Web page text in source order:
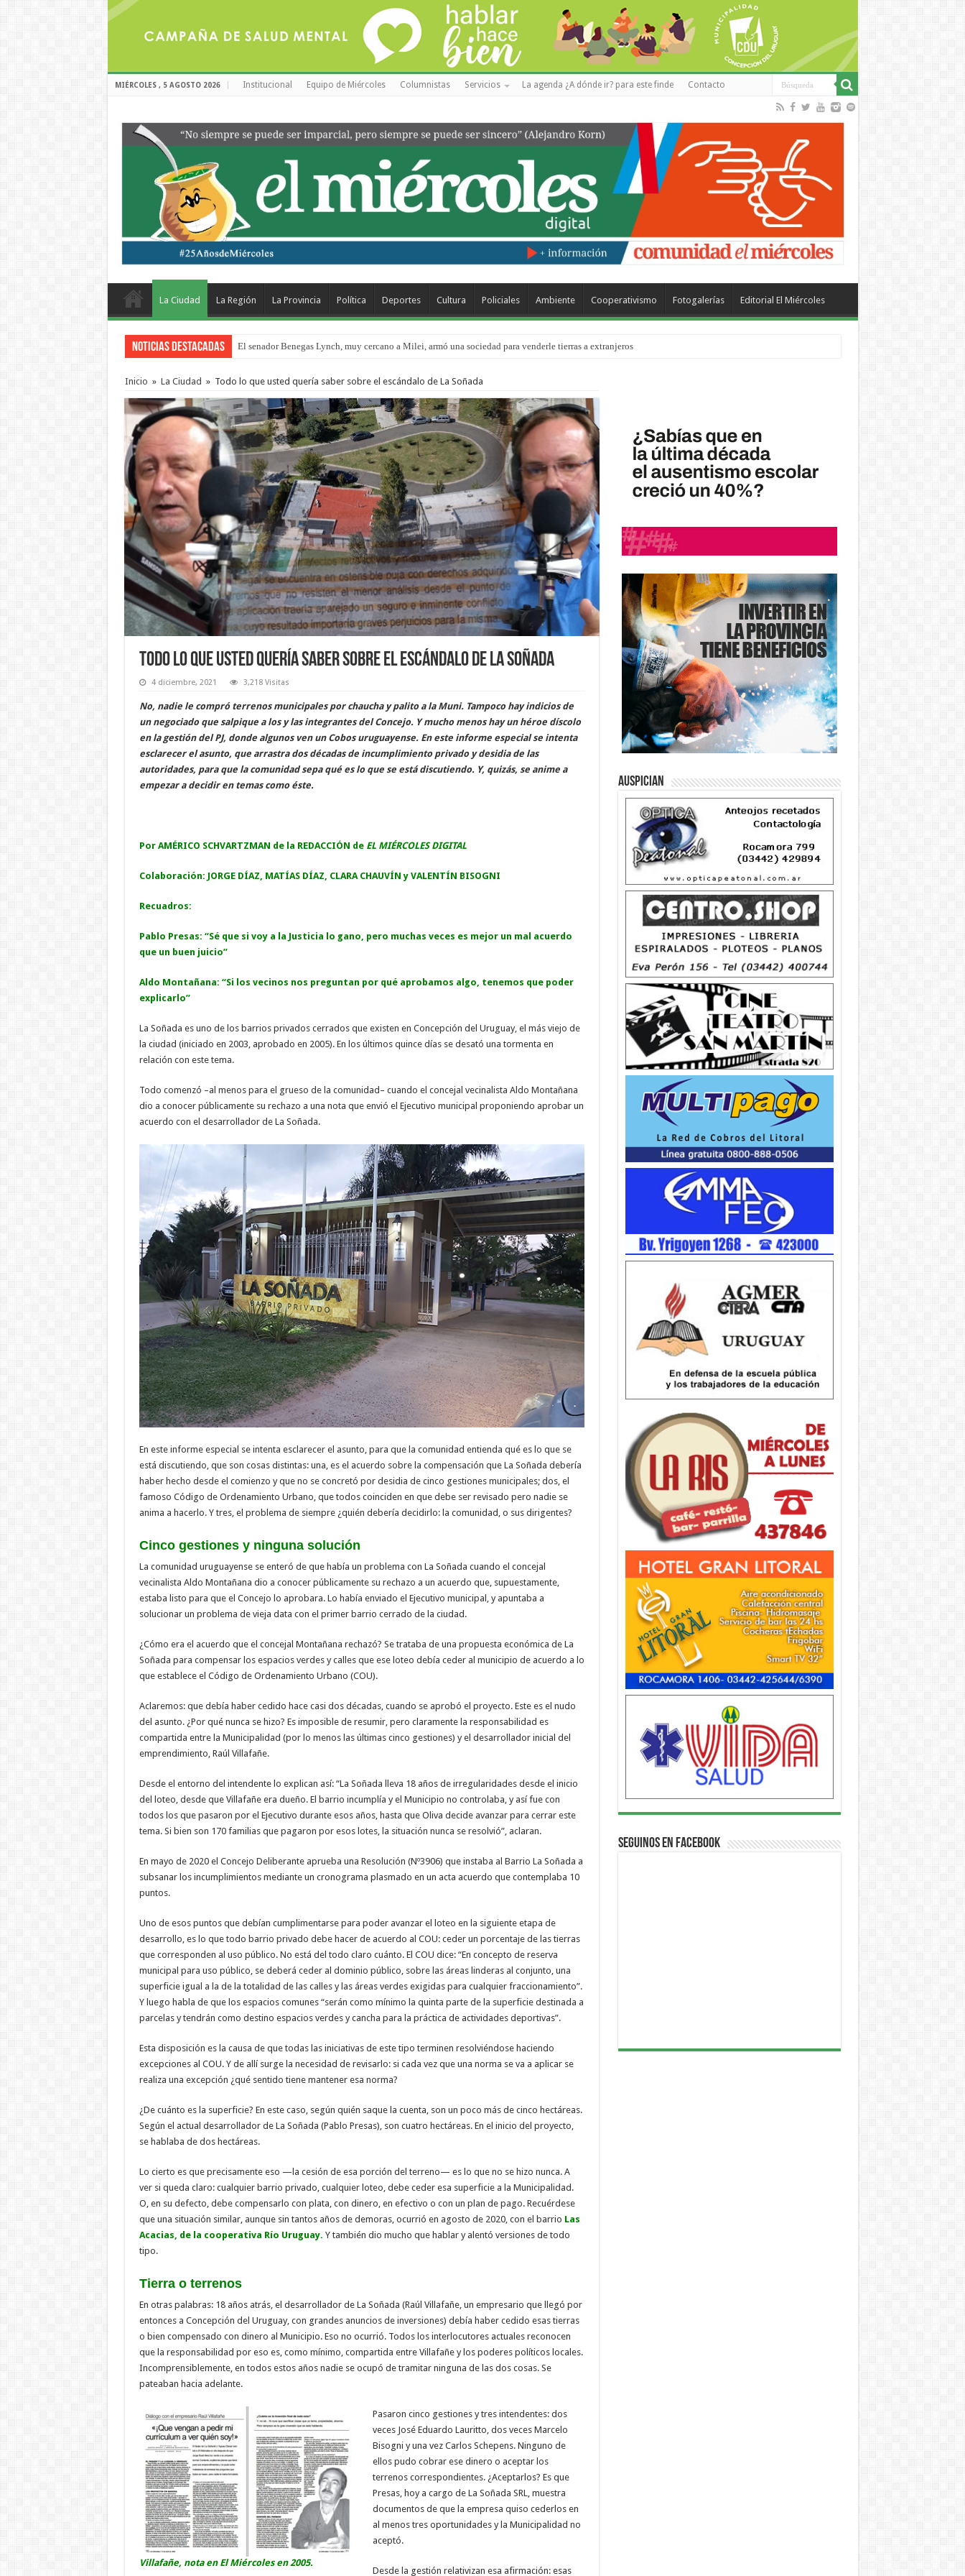
MIÉRCOLES , 5 AGOSTO 2026 Institucional Equipo de Miércoles Columnistas Servicios La agenda ¿A dónde ir? para este finde Contacto
La Ciudad La Región La Provincia Política Deportes Cultura Policiales Ambiente Cooperativismo Fotogalerías Editorial El Miércoles
Noticias Destacadas El senador Benegas Lynch, muy cercano a Milei, armó una sociedad para venderle tierras a extranjeros
Inicio » La Ciudad » Todo lo que usted quería saber sobre el escándalo de La Soñada
Todo lo que usted quería saber sobre el escándalo de La Soñada
4 diciembre, 2021 3,218 Visitas
No, nadie le compró terrenos municipales por chaucha y palito a la Muni. Tampoco hay indicios de
un negociado que salpique a los y las integrantes del Concejo. Y mucho menos hay un héroe díscolo
en la gestión del PJ, donde algunos ven un Cobos uruguayense. En este informe especial se intenta
esclarecer el asunto, que arrastra dos décadas de incumplimiento privado y desidia de las
autoridades, para que la comunidad sepa qué es lo que se está discutiendo. Y, quizás, se anime a
empezar a decidir en temas como éste.
Por AMÉRICO SCHVARTZMAN de la REDACCIÓN de EL MIÉRCOLES DIGITAL
Colaboración: JORGE DÍAZ, MATÍAS DÍAZ, CLARA CHAUVÍN y VALENTÍN BISOGNI
Recuadros:
Pablo Presas: “Sé que si voy a la Justicia lo gano, pero muchas veces es mejor un mal acuerdo
que un buen juicio”
Aldo Montañana: “Si los vecinos nos preguntan por qué aprobamos algo, tenemos que poder
explicarlo”
La Soñada es uno de los barrios privados cerrados que existen en Concepción del Uruguay, el más viejo de
la ciudad (iniciado en 2003, aprobado en 2005). En los últimos quince días se desató una tormenta en
relación con este tema.
Todo comenzó –al menos para el grueso de la comunidad– cuando el concejal vecinalista Aldo Montañana
dio a conocer públicamente su rechazo a una nota que envió el Ejecutivo municipal proponiendo aprobar un
acuerdo con el desarrollador de La Soñada.
En este informe especial se intenta esclarecer el asunto, para que la comunidad entienda qué es lo que se
está discutiendo, que son cosas distintas: una, es el acuerdo sobre la compensación que La Soñada debería
haber hecho desde el comienzo y que no se concretó por desidia de cinco gestiones municipales; dos, el
famoso Código de Ordenamiento Urbano, que todos coinciden en que debe ser revisado pero nadie se
anima a hacerlo. Y tres, el problema de siempre ¿quién debería decidirlo: la comunidad, o sus dirigentes?
Cinco gestiones y ninguna solución
La comunidad uruguayense se enteró de que había un problema con La Soñada cuando el concejal
vecinalista Aldo Montañana dio a conocer públicamente su rechazo a un acuerdo que, supuestamente,
estaba listo para que el Concejo lo aprobara. Lo había enviado el Ejecutivo municipal, y apuntaba a
solucionar un problema de vieja data con el primer barrio cerrado de la ciudad.
¿Cómo era el acuerdo que el concejal Montañana rechazó? Se trataba de una propuesta económica de La
Soñada para compensar los espacios verdes y calles que ese loteo debía ceder al municipio de acuerdo a lo
que establece el Código de Ordenamiento Urbano (COU).
Aclaremos: que debía haber cedido hace casi dos décadas, cuando se aprobó el proyecto. Este es el nudo
del asunto. ¿Por qué nunca se hizo? Es imposible de resumir, pero claramente la responsabilidad es
compartida entre la Municipalidad (por lo menos las últimas cinco gestiones) y el desarrollador inicial del
emprendimiento, Raúl Villafañe.
Desde el entorno del intendente lo explican así: “La Soñada lleva 18 años de irregularidades desde el inicio
del loteo, desde que Villafañe era dueño. El barrio incumplía y el Municipio no controlaba, y así fue con
todos los que pasaron por el Ejecutivo durante esos años, hasta que Oliva decide avanzar para cerrar este
tema. Si bien son 170 familias que pagaron por esos lotes, la situación nunca se resolvió”, aclaran.
En mayo de 2020 el Concejo Deliberante aprueba una Resolución (Nº3906) que instaba al Barrio La Soñada a
subsanar los incumplimientos mediante un cronograma plasmado en un acta acuerdo que contemplaba 10
puntos.
Uno de esos puntos que debían cumplimentarse para poder avanzar el loteo en la siguiente etapa de
desarrollo, es lo que todo barrio privado debe hacer de acuerdo al COU: ceder un porcentaje de las tierras
que corresponden al uso público. No está del todo claro cuánto. El COU dice: “En concepto de reserva
municipal para uso público, se deberá ceder al dominio público, sobre las áreas linderas al conjunto, una
superficie igual a la de la totalidad de las calles y las áreas verdes exigidas para cualquier fraccionamiento”.
Y luego habla de que los espacios comunes “serán como mínimo la quinta parte de la superficie destinada a
parcelas y tendrán como destino espacios verdes y cancha para la práctica de actividades deportivas”.
Esta disposición es la causa de que todas las iniciativas de este tipo terminen resolviéndose haciendo
excepciones al COU. Y de allí surge la necesidad de revisarlo: si cada vez que una norma se va a aplicar se
realiza una excepción ¿qué sentido tiene mantener esa norma?
¿De cuánto es la superficie? En este caso, según quién saque la cuenta, son un poco más de cinco hectáreas.
Según el actual desarrollador de La Soñada (Pablo Presas), son cuatro hectáreas. En el inicio del proyecto,
se hablaba de dos hectáreas.
Lo cierto es que precisamente eso —la cesión de esa porción del terreno— es lo que no se hizo nunca. A
ver si queda claro: cualquier barrio privado, cualquier loteo, debe ceder esa superficie a la Municipalidad.
O, en su defecto, debe compensarlo con plata, con dinero, en efectivo o con un plan de pago. Recuérdese
que una situación similar, aunque sin tantos años de demoras, ocurrió en agosto de 2020, con el barrio Las
Acacias, de la cooperativa Río Uruguay. Y también dio mucho que hablar y alentó versiones de todo
tipo.
Tierra o terrenos
En otras palabras: 18 años atrás, el desarrollador de La Soñada (Raúl Villafañe, un empresario que llegó por
entonces a Concepción del Uruguay, con grandes anuncios de inversiones) debía haber cedido esas tierras
o bien compensado con dinero al Municipio. Eso no ocurrió. Todos los interlocutores actuales reconocen
que la responsabilidad por eso es, como mínimo, compartida entre Villafañe y los poderes políticos locales.
Incomprensiblemente, en todos estos años nadie se ocupó de tramitar ninguna de las dos cosas. Se
pateaban hacia adelante.
Villafañe, nota en El Miércolesen 2005.
Pasaron cinco gestiones y tres intendentes: dos
veces José Eduardo Lauritto, dos veces Marcelo
Bisogni y una vez Carlos Schepens. Ninguno de
ellos pudo cobrar ese dinero o aceptar los
terrenos correspondientes. ¿Aceptarlos? Es que
Presas, hoy a cargo de La Soñada SRL, muestra
documentos de que la empresa quiso cederlos en
al menos tres oportunidades y la Municipalidad no
aceptó.
Desde la gestión relativizan esa afirmación: esas
Auspician
Seguinos en Facebook